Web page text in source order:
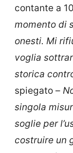
contante a
momento di
onesti. Mi
voglia
storica
spiegato –
singola
soglie per
costruire un